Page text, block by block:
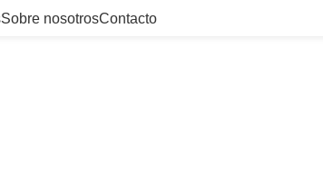
Sobre nosotrosContacto